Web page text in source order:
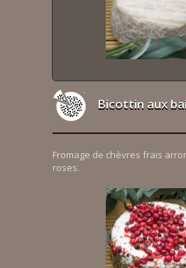
Bicottin aux
Fromage de chèvres frais
roses.